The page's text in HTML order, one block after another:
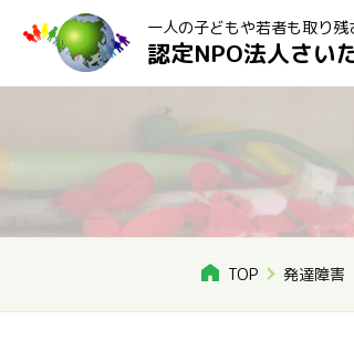
一人の子どもや若者も取り残
認定NPO法人さい
TOP 発達障害